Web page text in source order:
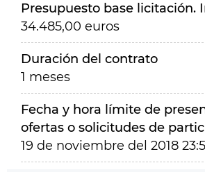
Presupuesto base licitación.
34.485,00 euros
Duración del contrato
1 meses
Fecha y hora límite de
ofertas o solicitudes de
19 de noviembre del 2018